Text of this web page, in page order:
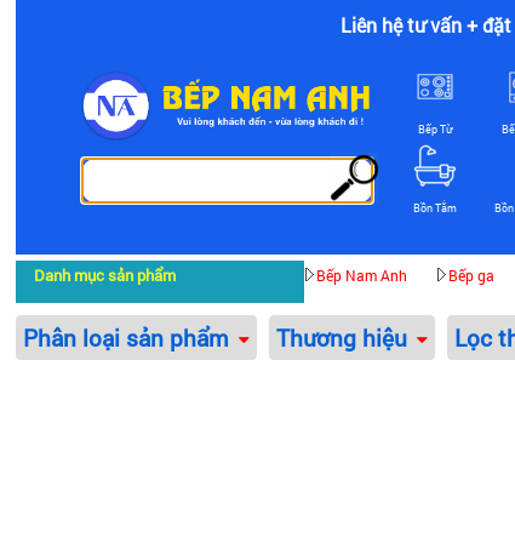
Liên hệ tư vấn +
Bếp Từ
Bồn Tắm
Danh mục sản phẩm Bếp Nam Anh Bếp ga
Phân loại sản phẩm Thương hiệu Lọc